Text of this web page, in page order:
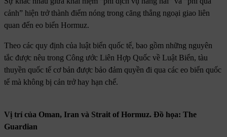
cảnh” hiện trở thành điểm nóng trong căng thẳng ngoại giao liên
quan đến eo biển Hormuz.
Theo các quy định của luật biển quốc tế, bao gồm những nguyên
tắc được nêu trong Công ước Liên Hợp Quốc về Luật Biển, tàu
thuyền quốc tế cơ bản được bảo đảm quyền đi qua các eo biển quốc
tế mà không bị cản trở hay hạn chế.
Vị trí của Oman, Iran và Strait of Hormuz. Đồ họa: The
Guardian